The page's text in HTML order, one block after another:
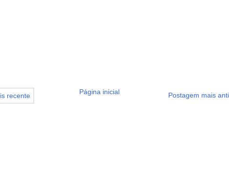
recente Postagem mais
Página inicial